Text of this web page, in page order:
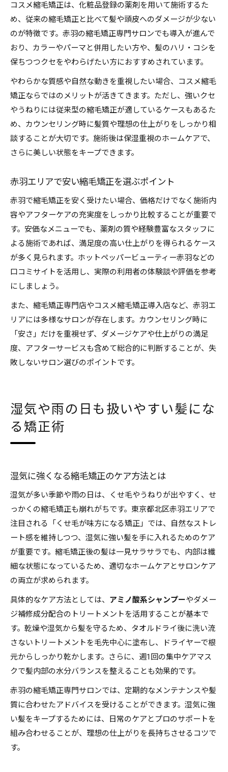
コスメ縮毛矯正は、化粧品登録の薬剤を用いて施術するた
め、従来の縮毛矯正と比べて髪や頭皮へのダメージが少ない
のが特徴です。赤羽の縮毛矯正専門サロンでも導入が進んで
おり、カラーやパーマと併用したい方や、髪のハリ・コシを
保ちつつクセをやわらげたい方におすすめされています。
やわらかな質感や自然な動きを重視したい場合、コスメ縮毛
矯正ならではのメリットが活きてきます。ただし、強いクセ
やうねりには従来型の縮毛矯正が適しているケースもあるた
め、カウンセリング時に髪質や理想の仕上がりをしっかり相
談することが大切です。施術後は保湿重視のホームケアで、
さらに美しい状態をキープできます。
赤羽エリアで安い縮毛矯正を選ぶポイント
赤羽で縮毛矯正を安く受けたい場合、価格だけでなく施術内
容やアフターケアの充実度をしっかり比較することが重要で
す。安価なメニューでも、薬剤の質や経験豊富なスタッフに
よる施術であれば、満足度の高い仕上がりを得られるケース
が多く見られます。ホットペッパービューティー赤羽などの
口コミサイトを活用し、実際の利用者の体験談や評価を参考
にしましょう。
また、縮毛矯正専門店やコスメ縮毛矯正導入店など、赤羽エ
リアには多様なサロンが存在します。カウンセリング時に
「安さ」だけを重視せず、ダメージケアや仕上がりの満足
度、アフターサービスも含めて総合的に判断することが、失
敗しないサロン選びのポイントです。
湿気や雨の日も扱いやすい髪にな
る矯正術
湿気に強くなる縮毛矯正のケア方法とは
湿気が多い季節や雨の日は、くせ毛やうねりが出やすく、せ
っかくの縮毛矯正も崩れがちです。東京都北区赤羽エリアで
注目される「くせ毛が味方になる矯正」では、自然なストレ
ート感を維持しつつ、湿気に強い髪を手に入れるためのケア
が重要です。縮毛矯正後の髪は一見サラサラでも、内部は繊
細な状態になっているため、適切なホームケアとサロンケア
の両立が求められます。
具体的なケア方法としては、 アミノ酸系シャンプーやダメー
ジ補修成分配合のトリートメントを活用することが基本で
す。乾燥や湿気から髪を守るため、タオルドライ後に洗い流
さないトリートメントを毛先中心に塗布し、ドライヤーで根
元からしっかり乾かします。さらに、週1回の集中ケアマス
クで髪内部の水分バランスを整えることも効果的です。
赤羽の縮毛矯正専門サロンでは、定期的なメンテナンスや髪
質に合わせたアドバイスを受けることができます。湿気に強
い髪をキープするためには、日常のケアとプロのサポートを
組み合わせることが、理想の仕上がりを長持ちさせるコツで
す。